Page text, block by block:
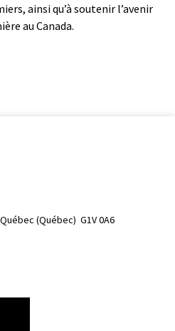
ainsi qu’à soutenir l’avenir
au Canada.
Québec (Québec)  G1V 0A6
Twitter
sur YouTube